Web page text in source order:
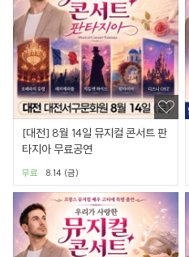
[대전] 8월 14일 뮤지컬 콘서트 판
타지아 무료공연
8.14 (금)
무료